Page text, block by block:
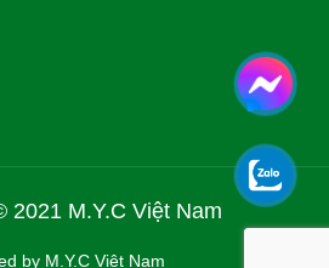
2021 M.Y.C Việt Nam
by M.Y.C Việt Nam